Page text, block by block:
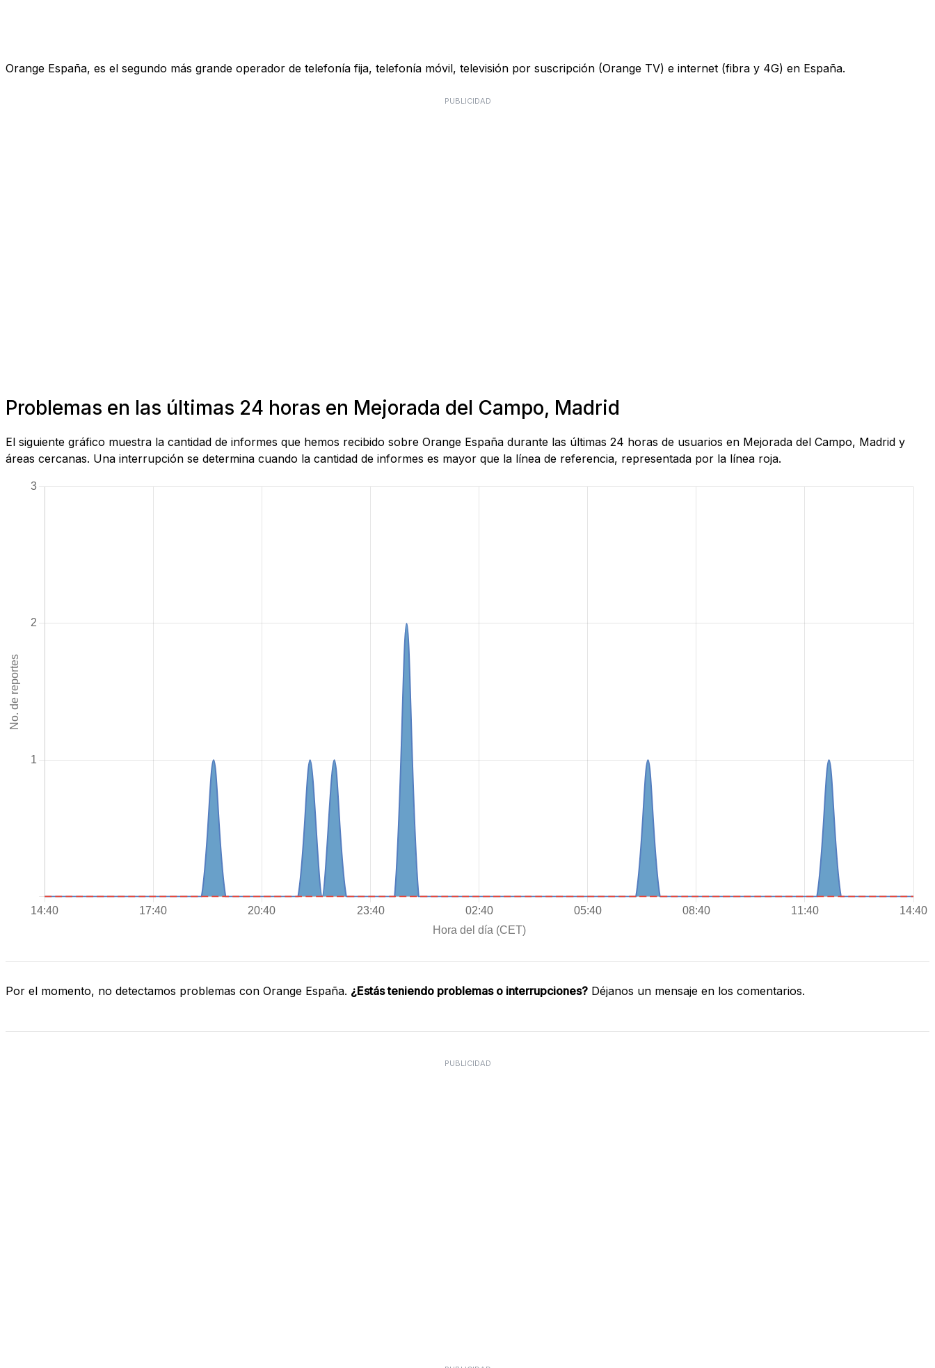
Orange España, es el segundo más grande operador de telefonía fija, telefonía móvil, televisión por suscripción (Orange TV) e internet (fibra y 4G) en España.
PUBLICIDAD
Problemas en las últimas 24 horas en Mejorada del Campo, Madrid
El siguiente gráfico muestra la cantidad de informes que hemos recibido sobre Orange España durante las últimas 24 horas de usuarios en Mejorada del Campo, Madrid y
áreas cercanas. Una interrupción se determina cuando la cantidad de informes es mayor que la línea de referencia, representada por la línea roja.
Por el momento, no detectamos problemas con Orange España. ¿Estás teniendo problemas o interrupciones? Déjanos un mensaje en los comentarios.
PUBLICIDAD